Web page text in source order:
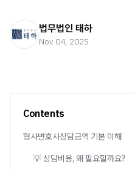
법무법인 태하
Nov 04, 2025
Contents
형사변호사상담금액 기본 이해
💡 상담비용, 왜 필요할까요?